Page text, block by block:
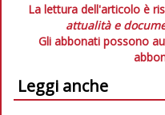
La lettura dell'articolo è
attualità e
Gli abbonati possono
Leggi anche